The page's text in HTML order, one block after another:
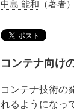
中島 能和 （著者）
コンテナ向け
コンテナ技術の
れるようになっ